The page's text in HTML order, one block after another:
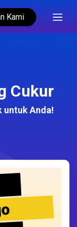
Kami
Cukur
untuk Anda!